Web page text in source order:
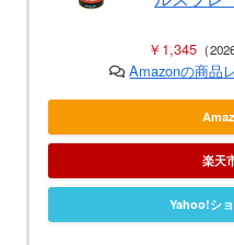
￥1,345 （
Amazonの商品
楽天
Yahoo!シ